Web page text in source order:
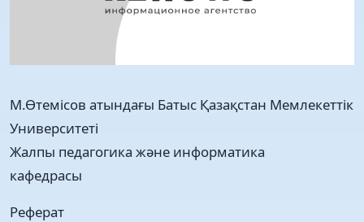
М.Өтемісов атындағы Батыс Қазақстан Мемлекеттік
Университеті
Жалпы педагогика және информатика
кафедрасы
Реферат